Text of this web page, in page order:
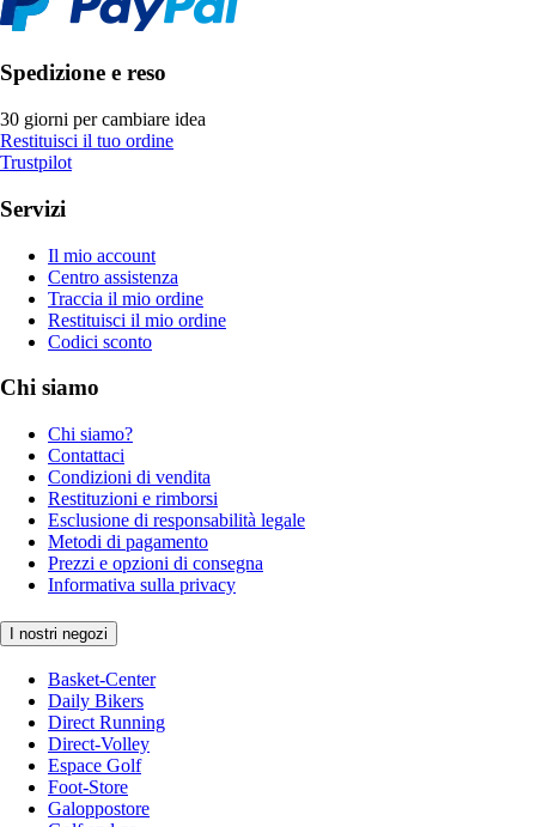
Spedizione e reso
30 giorni per cambiare idea
Restituisci il tuo ordine
Trustpilot
Servizi
Il mio account
Centro assistenza
Traccia il mio ordine
Restituisci il mio ordine
Codici sconto
Chi siamo
Chi siamo?
Contattaci
Condizioni di vendita
Restituzioni e rimborsi
Esclusione di responsabilità legale
Metodi di pagamento
Prezzi e opzioni di consegna
Informativa sulla privacy
I nostri negozi
Basket-Center
Daily Bikers
Direct Running
Direct-Volley
Espace Golf
Foot-Store
Galoppostore